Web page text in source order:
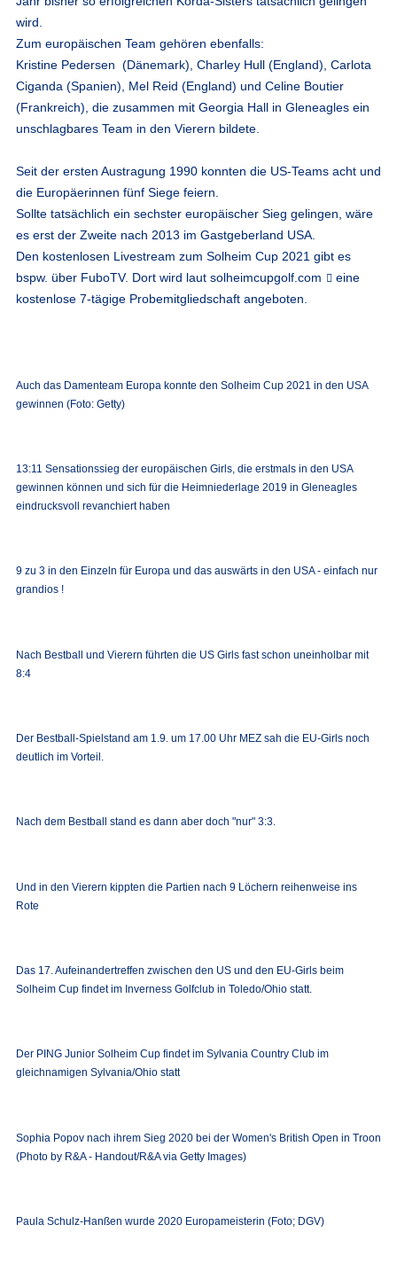
wird.
Zum europäischen Team gehören ebenfalls:
Kristine Pedersen (Dänemark), Charley Hull (England), Carlota
Ciganda (Spanien), Mel Reid (England) und Celine Boutier
(Frankreich), die zusammen mit Georgia Hall in Gleneagles ein
unschlagbares Team in den Vierern bildete.
Seit der ersten Austragung 1990 konnten die US-Teams acht und
die Europäerinnen fünf Siege feiern.
Sollte tatsächlich ein sechster europäischer Sieg gelingen, wäre
es erst der Zweite nach 2013 im Gastgeberland USA.
Den kostenlosen Livestream zum Solheim Cup 2021 gibt es
bspw. über FuboTV. Dort wird laut solheimcupgolf.com
eine
kostenlose 7-tägige Probemitgliedschaft angeboten.
Auch das Damenteam Europa konnte den Solheim Cup 2021 in den USA
gewinnen (Foto: Getty)
13:11 Sensationssieg der europäischen Girls, die erstmals in den USA
gewinnen können und sich für die Heimniederlage 2019 in Gleneagles
eindrucksvoll revanchiert haben
9 zu 3 in den Einzeln für Europa und das auswärts in den USA - einfach nur
grandios !
Nach Bestball und Vierern führten die US Girls fast schon uneinholbar mit
8:4
Der Bestball-Spielstand am 1.9. um 17.00 Uhr MEZ sah die EU-Girls noch
deutlich im Vorteil.
Nach dem Bestball stand es dann aber doch "nur" 3:3.
Und in den Vierern kippten die Partien nach 9 Löchern reihenweise ins
Rote
Das 17. Aufeinandertreffen zwischen den US und den EU-Girls beim
Solheim Cup findet im Inverness Golfclub in Toledo/Ohio statt.
Der PING Junior Solheim Cup findet im Sylvania Country Club im
gleichnamigen Sylvania/Ohio statt
Sophia Popov nach ihrem Sieg 2020 bei der Women's British Open in Troon
(Photo by R&A - Handout/R&A via Getty Images)
Paula Schulz-Hanßen wurde 2020 Europameisterin (Foto; DGV)